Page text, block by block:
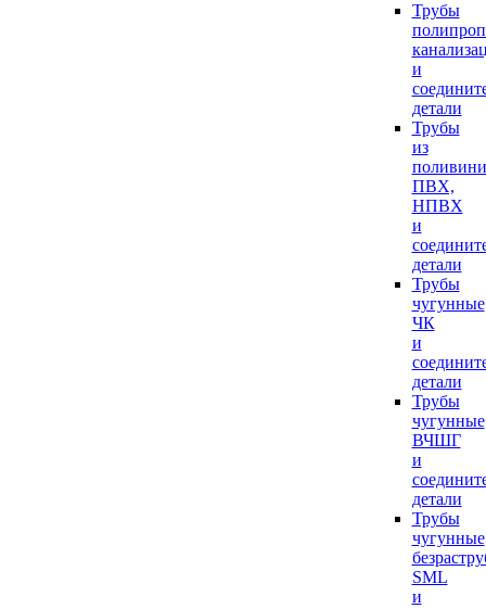
Трубы
и
детали
Трубы
из
ПВХ,
НПВХ
и
детали
Трубы
чугунные
ЧК
и
детали
Трубы
чугунные
ВЧШГ
и
детали
Трубы
чугунные
SML
и